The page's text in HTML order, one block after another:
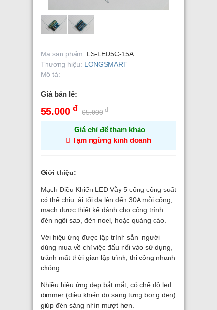
Mã sản phẩm: LS-LED5C-15A
Thương hiệu: LONGSMART
Mô tả:
Giá bán lẻ:
55.000 đ 65.000đ
Giá chỉ để tham khảo
Tạm ngừng kinh doanh
Giới thiệu:
Mạch Điều Khiển LED Vẫy 5 cổng công suất
có thể chịu tải tối đa lên đến 30A mỗi cổng,
mạch được thiết kế dành cho công trình
đèn ngôi sao, đèn noel, hoặc quảng cáo.
Với hiệu ứng được lập trình sẵn, người
dùng mua về chỉ việc đấu nối vào sử dụng,
tránh mất thời gian lập trình, thi công nhanh
chóng.
Nhiều hiệu ứng đẹp bắt mắt, có chế độ led
dimmer (điều khiển độ sáng từng bóng đèn)
giúp đèn sáng nhìn mượt hơn.